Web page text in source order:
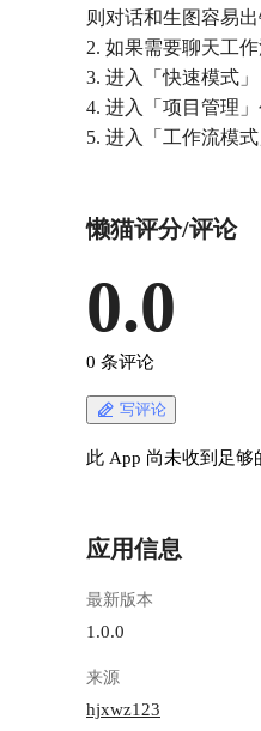
则对话和生图容易出
2. 如果需要聊天工
3. 进入「快速模式
4. 进入「项目管理
5. 进入「工作流模
懒猫评分/评论
0.0
0 条评论
写评论
此 App 尚未收到足
应用信息
最新版本
1.0.0
来源
hjxwz123